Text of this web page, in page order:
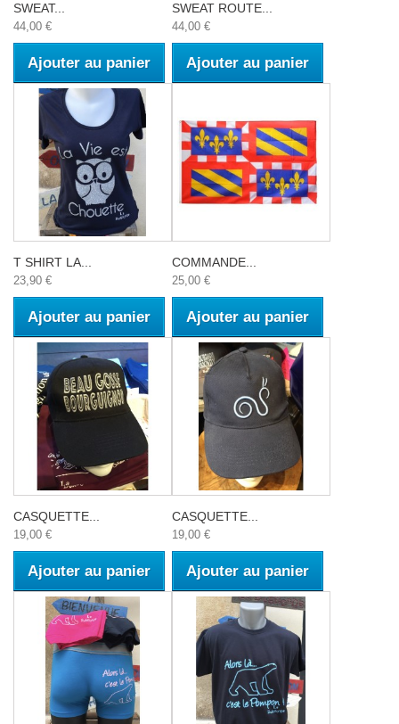
SWEAT...
44,00 €
Ajouter au panier
SWEAT ROUTE...
44,00 €
Ajouter au panier
T SHIRT LA...
23,90 €
Ajouter au panier
COMMANDE...
25,00 €
Ajouter au panier
CASQUETTE...
19,00 €
Ajouter au panier
CASQUETTE...
19,00 €
Ajouter au panier